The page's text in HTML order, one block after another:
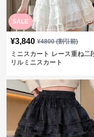
SALE
¥3,840 ¥4800(割引前)
ミニスカート レース重ね二
リルミニスカート